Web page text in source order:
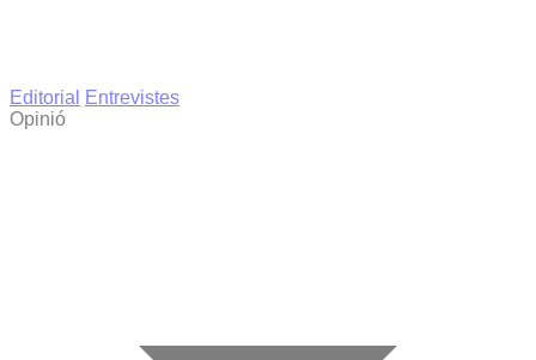
Editorial
Entrevistes
Opinió